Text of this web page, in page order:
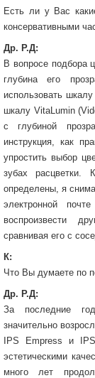
Есть ли у Вас
консервативными
Др. Р.Д:
В вопросе подбора
глубина его
использовать
шкалу VitaLumin
с глубиной
инструкция, как
упростить выбор
зубах расцветки.
определены, я
электронной
воспроизвести
сравнивая его с
К:
Что Вы думаете по
Др. Р.Д:
За последние
значительно
IPS Empress и
эстетическими
много лет